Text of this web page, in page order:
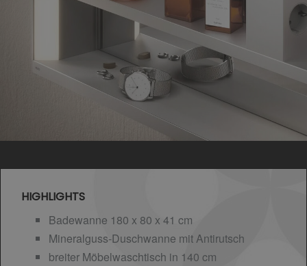
HIGHLIGHTS
Badewanne 180 x 80 x 41 cm
Mineralguss-Duschwanne mit Antirutsch
breiter Möbelwaschtisch in 140 cm